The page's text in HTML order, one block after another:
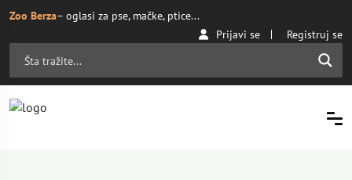
Zoo Berza– oglasi za pse, mačke, ptice...
Prijavi se
Registruj se